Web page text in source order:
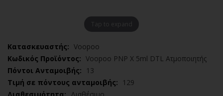
Tap to expand
Κατασκευαστής: Voopoo
Κωδικός Προϊόντος: Voopoo PNP X 5ml DTL Ατμοποιητής
Πόντοι Ανταμοιβής:
13
Τιμή σε πόντους ανταμοιβής:
129